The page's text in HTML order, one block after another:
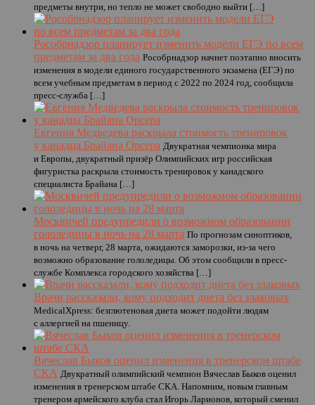
предметы внутри, но тепло не может свободно выйти […]
Рособрнадзор планирует изменить модели ЕГЭ по всем
предметам за два года Рособрнадзор начнет поэтапно вносить
изменения в модели единого государственного экзамена (ЕГЭ) по
всем учебным предметам в период с 2022 по 2024 год, сообщила
пресс-служба […]
Евгения Медведева раскрыла стоимость тренировок
у канадца Брайана Орсера Двукратная чемпионка мира
и Европы, двукратный призёр Олимпийских игр российская
фигуристка раскрыла стоимость тренировок у канадского
специалиста Брайана […]
Москвичей предупредили о возможном образовании
гололедицы в ночь на 28 марта По прогнозам синоптиков,
в ночь на четверг, 28 марта, ожидаются заморозки, из-за чего
возможно образование гололедицы. Об этом сообщили в пресс-
службе Комплекса городского хозяйства […]
Врачи рассказали, кому подходит диета без злаковых
MedicalXpress: безглютеновая диета может подойти людям
с аллергией на пшеницу.
Вячеслав Быков оценил изменения в тренерском штабе
СКА Двукратный олимпийский чемпион Вячеслав Быков оценил
изменения в тренерском штабе СКА. Напомним, новым главным
тренером армейского клуба стал Игорь Ларионов, который сменил